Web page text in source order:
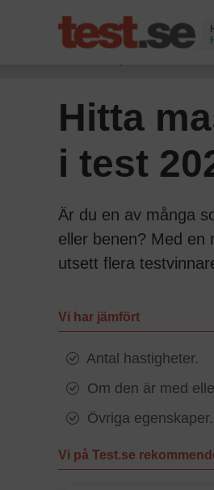
Hitta
i test
Är du en av många
eller benen? Med en
utsett flera
Vi har jämfört
Antal hastigheter.
Om den är med
Övriga egenskaper.
Vi på Test.se